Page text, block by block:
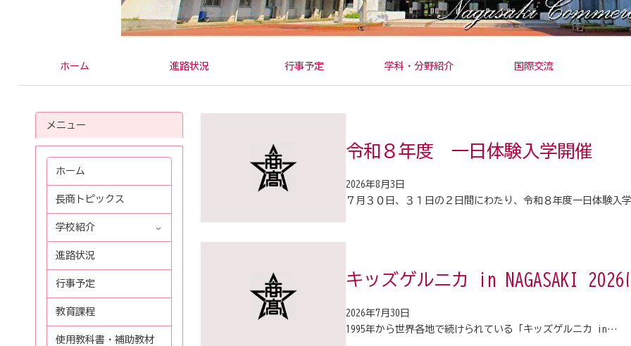
ホーム 進路状況 行事予定 学科・分野紹介 国際交流
メニュー
ホーム
長商トピックス
学校紹介
進路状況
行事予定
教育課程
使用教科書・補助教材
令和８年度 一日体験入学開催
2026年8月3日
７月３０日、３１日の２日間にわたり、令和８年度一日体験入
キッズゲルニカ in NAGASAKI
2026年7月30日
1995年から世界各地で続けられている「キッズゲルニカ in…